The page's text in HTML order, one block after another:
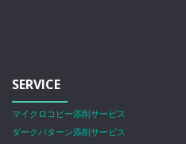
SERVICE
マイクロコピー添削サービス
ダークパターン添削サービス